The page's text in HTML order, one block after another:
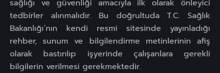
sağlığı ve güvenliği amacıyla ilk olarak önleyici
tedbirler alınmalıdır. Bu doğrultuda T.C. Sağlık
Bakanlığı’nın kendi resmi sitesinde yayınladığı
rehber, sunum ve bilgilendirme metinlerinin afiş
olarak bastırılıp işyerinde çalışanlara gerekli
bilgilerin verilmesi gerekmektedir.